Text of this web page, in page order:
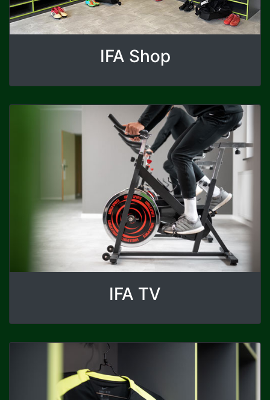
IFA Shop
IFA TV